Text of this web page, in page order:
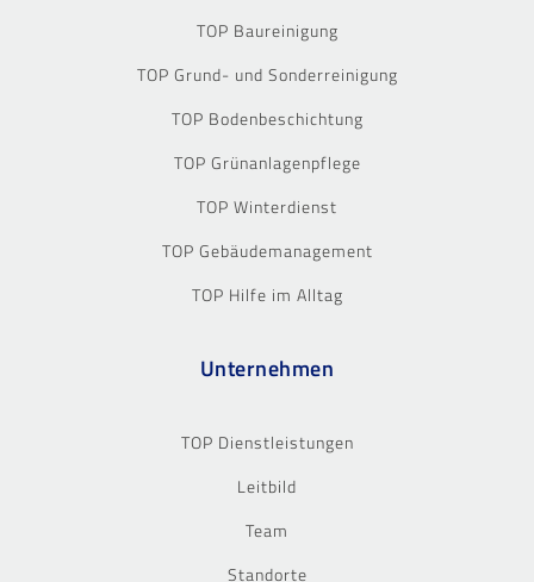
TOP Baureinigung
TOP Grund- und Sonderreinigung
TOP Bodenbeschichtung
TOP Grünanlagenpflege
TOP Winterdienst
TOP Gebäudemanagement
TOP Hilfe im Alltag
Unternehmen
TOP Dienstleistungen
Leitbild
Team
Standorte